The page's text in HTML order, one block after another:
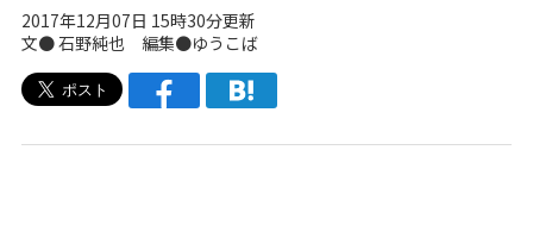
2017年12月07日 15時30分更新
文●石野純也編集●ゆうこば